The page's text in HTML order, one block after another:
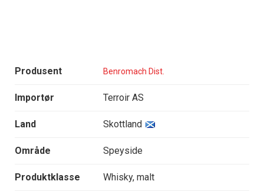
Produsent Benromach Dist.
Importør Terroir AS
Land Skottland
Område Speyside
Produktklasse Whisky, malt